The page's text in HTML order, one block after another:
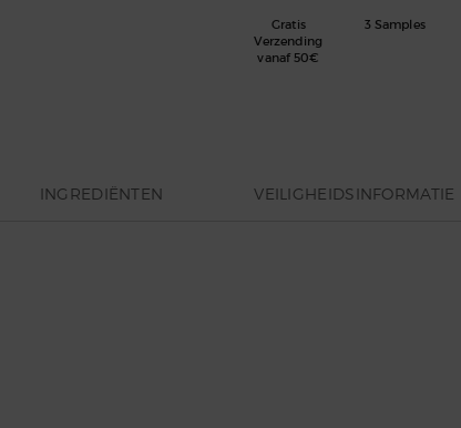
Gratis
Verzending
vanaf 50€
3 Samples
INGREDIËNTEN VEILIGHEIDSINFORMATIE